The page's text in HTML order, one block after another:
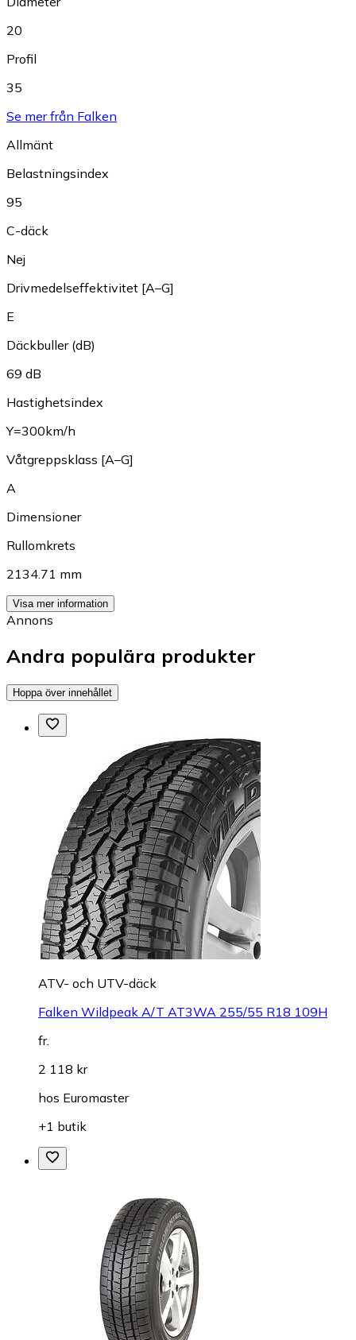
20
Profil
35
Se mer från Falken
Allmänt
Belastningsindex
95
C-däck
Nej
Drivmedelseffektivitet [A–G]
E
Däckbuller (dB)
69 dB
Hastighetsindex
Y=300km/h
Våtgreppsklass [A–G]
A
Dimensioner
Rullomkrets
2134.71 mm
Visa mer information
Annons
Andra populära produkter
Hoppa över innehållet
ATV- och UTV-däck
Falken Wildpeak A/T AT3WA 255/55 R18 109H
fr.
2 118 kr
hos Euromaster
+1 butik